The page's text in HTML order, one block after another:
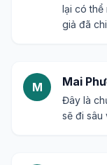
lại có thể
giả đã
M Mai
Đây là
sẽ đi sâu